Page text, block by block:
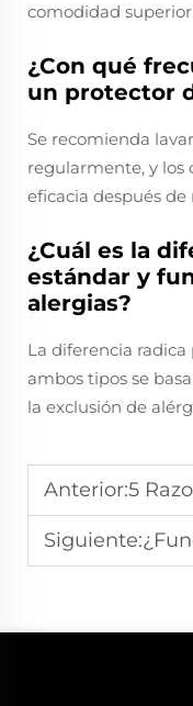
comodidad
¿Con qué
un protector
Se recomienda
regularmente, y los
eficacia después de
¿Cuál es la
estándar y
alergias?
La diferencia
ambos tipos se
la exclusión de
Anterior:5 Razones por
Siguiente:¿Funcionan